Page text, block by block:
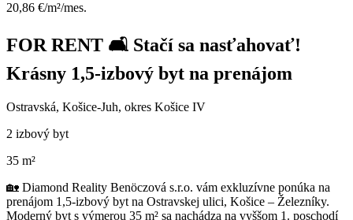
20,86 €/m²/mes.
FOR RENT 🛋️ Stačí sa nasťahovať!
Krásny 1,5-izbový byt na prenájom
Ostravská, Košice-Juh, okres Košice IV
2 izbový byt
35 m²
🏡 Diamond Reality Benöczová s.r.o. vám exkluzívne ponúka na
prenájom 1,5-izbový byt na Ostravskej ulici, Košice – Železníky.
Moderný byt s výmerou 35 m² sa nachádza na vyššom 1. poschodí